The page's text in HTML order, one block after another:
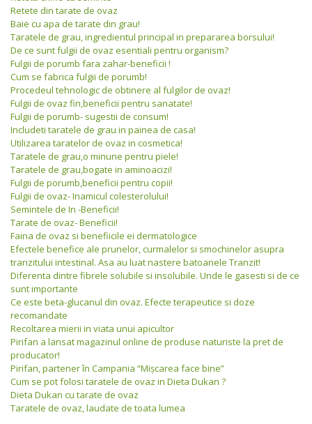
Retete din tarate de ovaz
Baie cu apa de tarate din grau!
Taratele de grau, ingredientul principal in prepararea borsului!
De ce sunt fulgii de ovaz esentiali pentru organism?
Fulgii de porumb fara zahar-beneficii !
Cum se fabrica fulgii de porumb!
Procedeul tehnologic de obtinere al fulgilor de ovaz!
Fulgii de ovaz fin,beneficii pentru sanatate!
Fulgii de porumb- sugestii de consum!
Includeti taratele de grau in painea de casa!
Utilizarea taratelor de ovaz in cosmetica!
Taratele de grau,o minune pentru piele!
Taratele de grau,bogate in aminoacizi!
Fulgii de porumb,beneficii pentru copii!
Fulgii de ovaz- Inamicul colesterolului!
Semintele de In -Beneficii!
Tarate de ovaz- Beneficii!
Faina de ovaz si benefiicile ei dermatologice
Efectele benefice ale prunelor, curmalelor si smochinelor asupra
tranzitului intestinal. Asa au luat nastere batoanele Tranzit!
Diferenta dintre fibrele solubile si insolubile. Unde le gasesti si de ce
sunt importante
Ce este beta-glucanul din ovaz. Efecte terapeutice si doze
recomandate
Recoltarea mierii in viata unui apicultor
Pirifan a lansat magazinul online de produse naturiste la pret de
producator!
Pirifan, partener în Campania “Mişcarea face bine”
Cum se pot folosi taratele de ovaz in Dieta Dukan ?
Dieta Dukan cu tarate de ovaz
Taratele de ovaz, laudate de toata lumea